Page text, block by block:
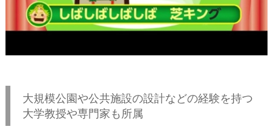
大規模公園や公共施設の設計などの経験を持つ
大学教授や専門家も所属